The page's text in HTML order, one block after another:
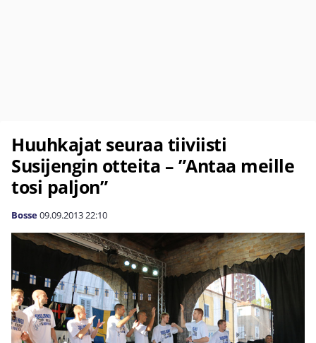
Huuhkajat seuraa tiiviisti
Susijengin otteita – ”Antaa meille
tosi paljon”
Bosse09.09.201322:10